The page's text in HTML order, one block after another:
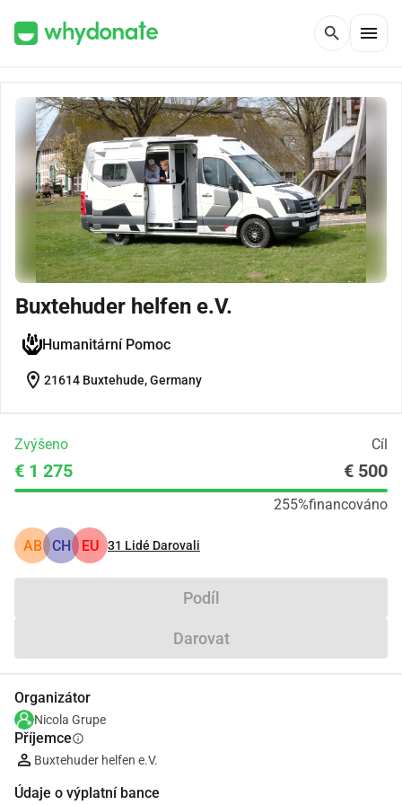
search menu
Buxtehuder helfen e.V.
Humanitární Pomoc
location_on 21614 Buxtehude, Germany
Zvýšeno Cíl
€ 1 275 € 500
255%financováno
AB CH EU 31 Lidé Darovali
Podíl
Darovat
Organizátor
Nicola Grupe
Příjemceinfo
Buxtehuder helfen e.V.
Údaje o výplatní bance